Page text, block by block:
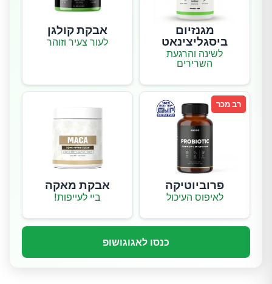
מגנזיום
ביסגליצינאט
לשינה והרגעת
השרירים
אבקת קולגן
לעור צעיר וזוהר
רב מכר
פרוביוטיקה
לאיפוס העיכול
אבקת מאקה
ביי לעייפות!
כנסו לאגוגושופ